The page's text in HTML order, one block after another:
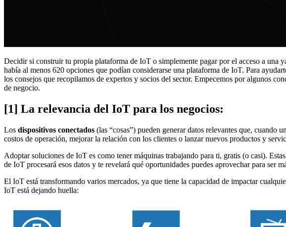
Decidir si construir tu propia plataforma de IoT o simplemente pagar por el acceso a una
había al menos 620 opciones que podían considerarse una plataforma de IoT. Para
los consejos que recopilamos de expertos y socios del sector. Empecemos por algunos
de negocio.
[1] La relevancia del IoT para los negocios:
Los dispositivos conectados (las “cosas”) pueden generar datos relevantes que, cuando
costos de operación, mejorar la relación con los clientes o lanzar nuevos productos y
Adoptar soluciones de IoT es como tener máquinas trabajando para ti, gratis (o casi).
de IoT procesará esos datos y te revelará qué oportunidades puedes aprovechar para ser
El IoT está transformando varios mercados, ya que tiene la capacidad de impactar
IoT está dejando huella: